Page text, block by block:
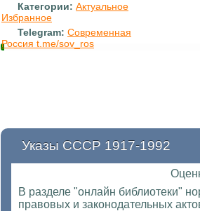
Категории: Актуальное
Избранное
Telegram: Современная
Россия t.me/sov_ros
Указы СССР 1917-1992
В разделе "онлайн библиотеки"
правовых и законодательных